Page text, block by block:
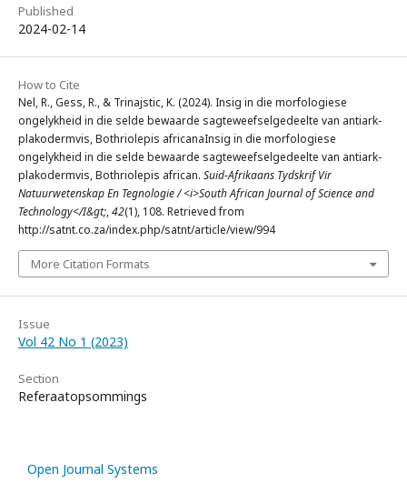
Published
2024-02-14
How to Cite
Nel, R., Gess, R., & Trinajstic, K. (2024). Insig in die morfologiese
ongelykheid in die selde bewaarde sagteweefselgedeelte van antiark-
plakodermvis, Bothriolepis africanaInsig in die morfologiese
ongelykheid in die selde bewaarde sagteweefselgedeelte van antiark-
plakodermvis, Bothriolepis african. Suid-Afrikaans Tydskrif Vir
Natuurwetenskap En Tegnologie / <i>South African Journal of Science and
Technology</I&gt;,42(1), 108. Retrieved from
http://satnt.co.za/index.php/satnt/article/view/994
More Citation Formats
Issue
Vol 42 No 1 (2023)
Section
Referaatopsommings
Open Journal Systems